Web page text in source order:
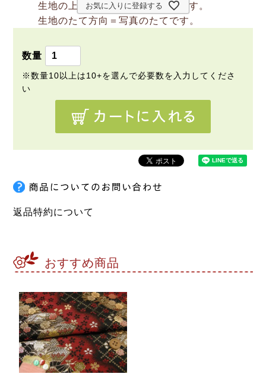
生地の上のボタンは直径約2cmです。
生地のたて方向＝写真のたてです。
お気に入りに登録する
返品特約について
おすすめ商品